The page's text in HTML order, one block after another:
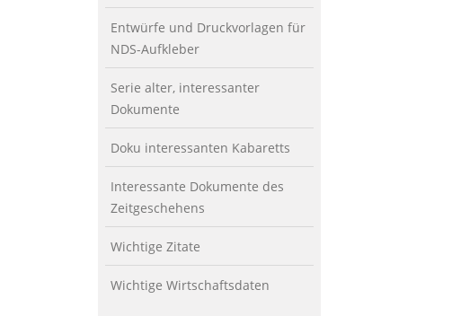
Entwürfe und Druckvorlagen für
NDS-Aufkleber
Serie alter, interessanter
Dokumente
Doku interessanten Kabaretts
Interessante Dokumente des
Zeitgeschehens
Wichtige Zitate
Wichtige Wirtschaftsdaten